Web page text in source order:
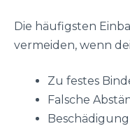
Die häufigsten
vermeiden, wenn
Zu festes
Falsche